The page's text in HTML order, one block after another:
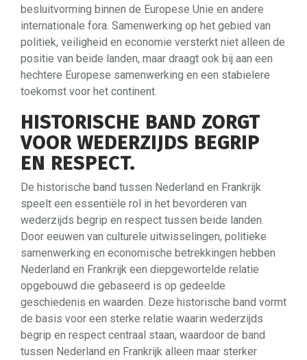
besluitvorming binnen de Europese Unie en andere
internationale fora. Samenwerking op het gebied van
politiek, veiligheid en economie versterkt niet alleen de
positie van beide landen, maar draagt ook bij aan een
hechtere Europese samenwerking en een stabielere
toekomst voor het continent.
HISTORISCHE BAND ZORGT
VOOR WEDERZIJDS BEGRIP
EN RESPECT.
De historische band tussen Nederland en Frankrijk
speelt een essentiële rol in het bevorderen van
wederzijds begrip en respect tussen beide landen.
Door eeuwen van culturele uitwisselingen, politieke
samenwerking en economische betrekkingen hebben
Nederland en Frankrijk een diepgewortelde relatie
opgebouwd die gebaseerd is op gedeelde
geschiedenis en waarden. Deze historische band vormt
de basis voor een sterke relatie waarin wederzijds
begrip en respect centraal staan, waardoor de band
tussen Nederland en Frankrijk alleen maar sterker